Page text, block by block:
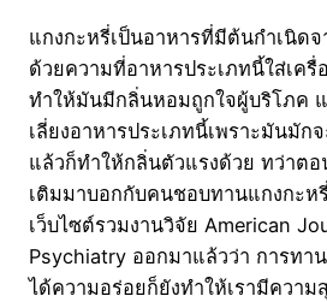
แกงกะหรี่เป็นอาหารที่มีต้นกำเนิดจ
ด้วยความที่อาหารประเภทนี้ใส่เค
ทำให้มันมีกลิ่นหอมถูกใจผู้บริโภค
เลี่ยงอาหารประเภทนี้เพราะมันมั
แล้วก็ทำให้กลิ่นตัวแรงด้วย ทว่าต
เติมมาบอกกับคนชอบทานแกงกะห
เว็บไซต์รวมงานวิจัย American
Psychiatry ออกมาแล้วว่า การทา
ได้ความอร่อยก็ยังทำให้เรามีควา